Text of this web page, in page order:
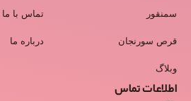
سمنقور
قرص سورنجان
وبلاگ
تماس با ما
درباره ما
اطلاعات تماس